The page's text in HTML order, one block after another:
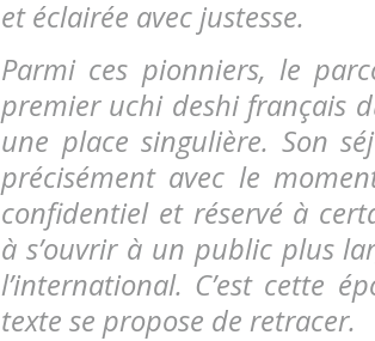
et éclairée avec justesse.
Parmi ces pionniers, le
premier uchi deshi français
une place singulière. Son
précisément avec le
confidentiel et réservé à
à s’ouvrir à un public plus
l’international. C’est cette
texte se propose de retracer.